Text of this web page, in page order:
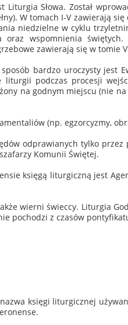
Słowa. Został
W tomach I-V zawierają
niedzielne w cyklu
wspomnienia
zawierają się w tomie
bardzo uroczysty jest
podczas procesji
na godnym miejscu (nie
(np. egzorcyzmy,
odprawianych tylko
Komunii Świętej.
księgą liturgiczną jest
wierni świeccy. Liturgia
z czasów
księgi liturgicznej